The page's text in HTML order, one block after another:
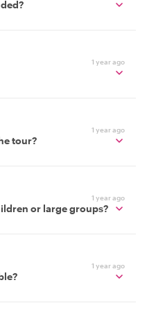
1 year ago
1 year ago
tour?
1 year ago
or large groups?
1 year ago